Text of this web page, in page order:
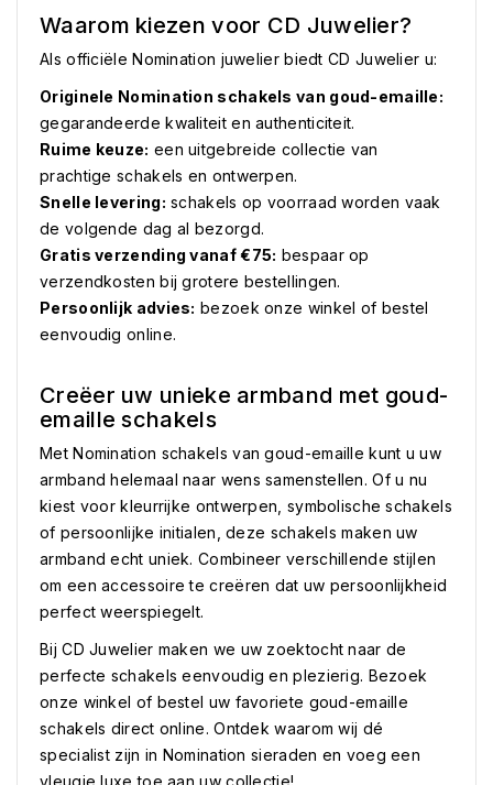
Waarom kiezen voor CD Juwelier?
Als officiële Nomination juwelier biedt CD Juwelier u:
Originele Nomination schakels van goud-emaille:
gegarandeerde kwaliteit en authenticiteit.
Ruime keuze: een uitgebreide collectie van
prachtige schakels en ontwerpen.
Snelle levering: schakels op voorraad worden vaak
de volgende dag al bezorgd.
Gratis verzending vanaf €75: bespaar op
verzendkosten bij grotere bestellingen.
Persoonlijk advies: bezoek onze winkel of bestel
eenvoudig online.
Creëer uw unieke armband met goud-
emaille schakels
Met Nomination schakels van goud-emaille kunt u uw
armband helemaal naar wens samenstellen. Of u nu
kiest voor kleurrijke ontwerpen, symbolische schakels
of persoonlijke initialen, deze schakels maken uw
armband echt uniek. Combineer verschillende stijlen
om een accessoire te creëren dat uw persoonlijkheid
perfect weerspiegelt.
Bij CD Juwelier maken we uw zoektocht naar de
perfecte schakels eenvoudig en plezierig. Bezoek
onze winkel of bestel uw favoriete goud-emaille
schakels direct online. Ontdek waarom wij dé
specialist zijn in Nomination sieraden en voeg een